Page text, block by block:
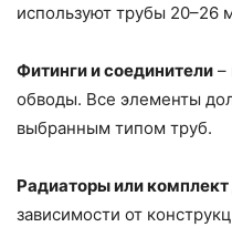
используют трубы 20–26
Фитинги и соединители –
обводы. Все элементы
выбранным типом труб.
Радиаторы или комплект
зависимости от